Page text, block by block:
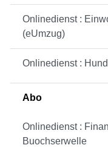
Onlinedienst :
(eUmzug)
Onlinedienst :
Abo
Onlinedienst :
Buochserwelle